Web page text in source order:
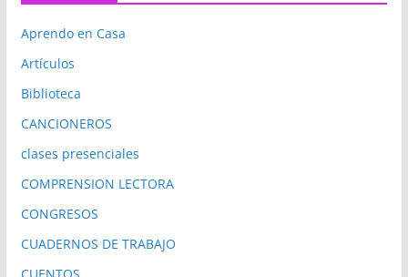
Aprendo en Casa
Artículos
Biblioteca
CANCIONEROS
clases presenciales
COMPRENSION LECTORA
CONGRESOS
CUADERNOS DE TRABAJO